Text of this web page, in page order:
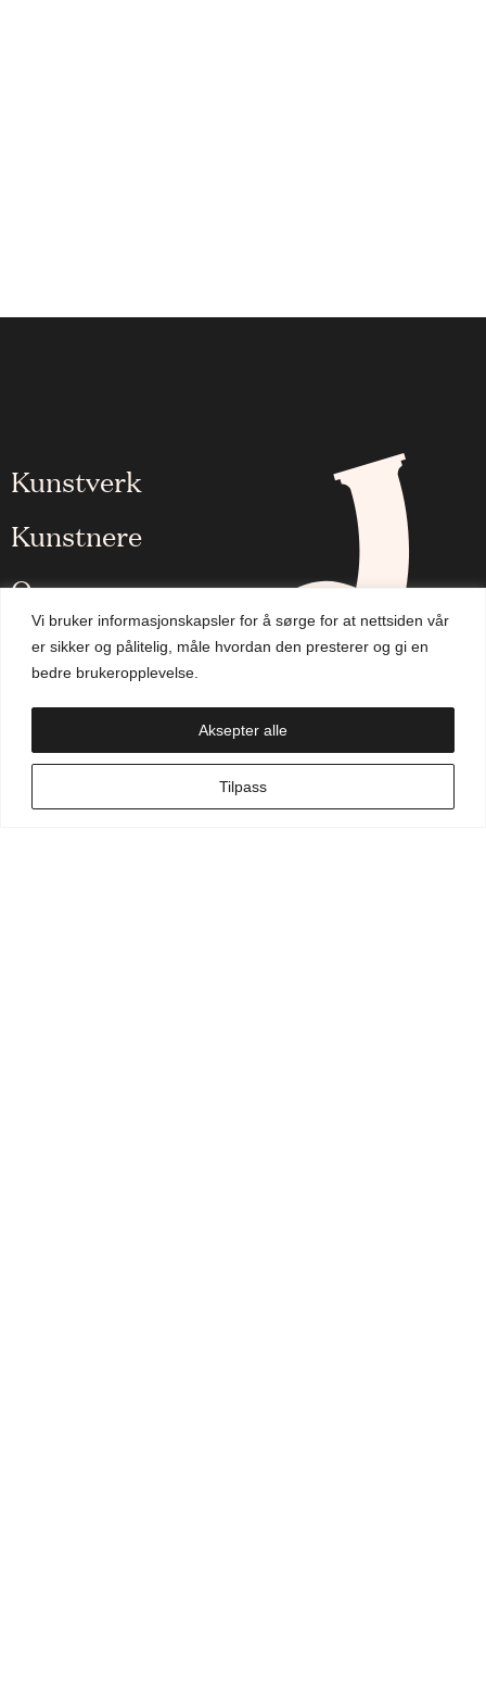
Vi bruker informasjonskapsler for å sørge for at nettsiden vår
er sikker og pålitelig, måle hvordan den presterer og gi en
bedre brukeropplevelse.
Tilpass
Aksepter alle
Kunstverk
Kunstnere
Om oss
Aktuelt
Handlekurv
NO